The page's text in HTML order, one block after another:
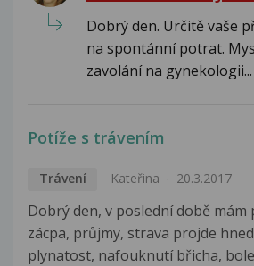
Dobrý den. Určitě vaše
na spontánní potrat.
zavolání na gynekologii...
Potíže s trávením
Trávení Kateřina 20.3.2017
Dobrý den, v poslední době mám
zácpa, průjmy, strava projde
plynatost, nafouknutí břicha,